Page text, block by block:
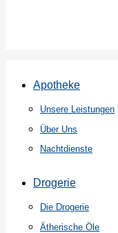
Apotheke
Unsere Leistungen
Über Uns
Nachtdienste
Drogerie
Die Drogerie
Ätherische Öle